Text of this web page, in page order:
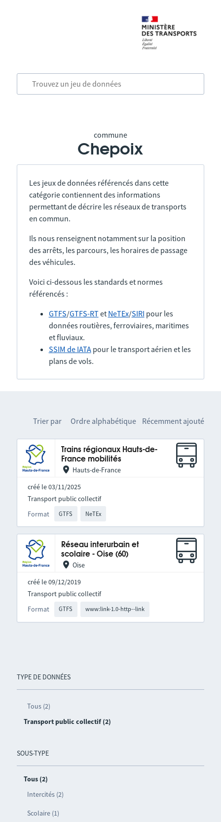
commune
Chepoix
Les jeux de données référencés dans cette
catégorie contiennent des informations
permettant de décrire les réseaux de transports
en commun.
Ils nous renseignent notamment sur la position
des arrêts, les parcours, les horaires de passage
des véhicules.
Voici ci-dessous les standards et normes
référencés :
GTFS/GTFS-RTet NeTEx/SIRI pour les
données routières, ferroviaires, maritimes
et fluviaux.
SSIM de IATApour le transport aérien et les
plans de vols.
TYPE DE DONNÉES
Tous (2)
Transport public collectif (2)
SOUS-TYPE
Tous (2)
Intercités (2)
Scolaire (1)
Trier par Ordre alphabétique Récemment ajouté
Trains régionaux Hauts-de-
France mobilités
Hauts-de-France
créé le 03/11/2025
Format GTFS NeTEx
Transport public collectif
Réseau interurbain et
scolaire - Oise (60)
Oise
créé le 09/12/2019
Format GTFS www:link-1.0-http--link
Transport public collectif